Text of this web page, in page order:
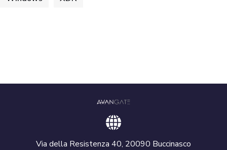
Via della Resistenza 40, 20090 Buccinasco